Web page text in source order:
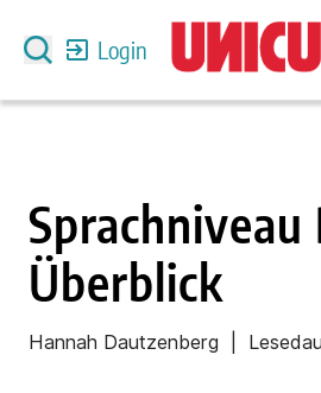
Login
Sprachniveau
Überblick
Hannah Dautzenberg |